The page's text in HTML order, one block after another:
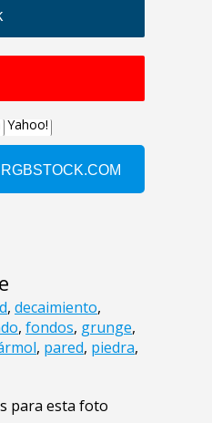
, decaimiento,
, fondos, grunge,
, pared, piedra,
para esta foto